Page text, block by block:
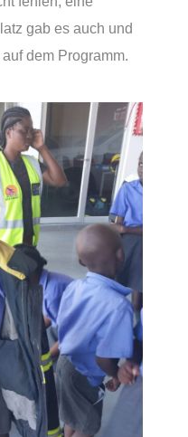
gab es auch und
dem Programm.